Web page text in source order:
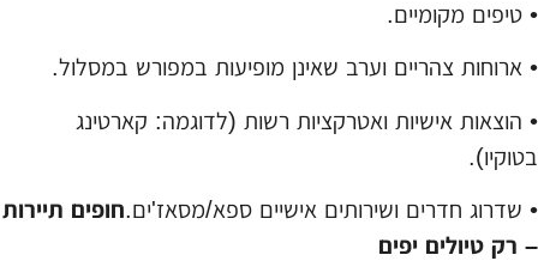
• טיפים מקומיים.
• ארוחות צהריים וערב שאינן מופיעות במפורש במסלול.
• הוצאות אישיות ואטרקציות רשות (לדוגמה: קארטינג
בטוקיו).
• שדרוג חדרים ושירותים אישיים ספא/מסאז'ים.חופים תיירות
– רק טיולים יפים